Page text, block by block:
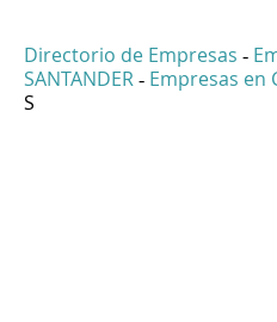
Directorio de Empresas -
SANTANDER - Empresas en
S